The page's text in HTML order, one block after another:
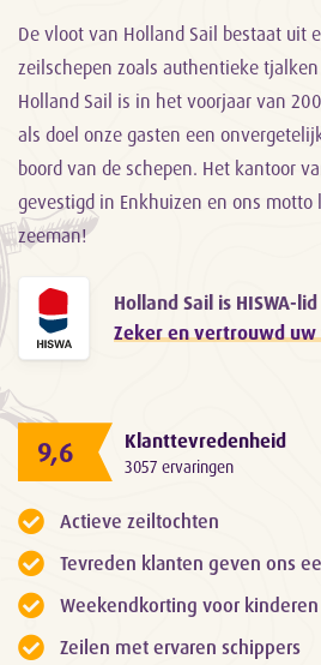
De vloot van Holland Sail bestaat uit
zeilschepen zoals authentieke
Holland Sail is in het voorjaar van
als doel onze gasten een
boord van de schepen. Het kantoor
gevestigd in Enkhuizen en ons
zeeman!
Holland Sail is HISWA-lid
Zeker en vertrouwd uw
9,6 Klanttevredenheid
3057 ervaringen
Actieve zeiltochten
Tevreden klanten geven ons
Weekendkorting voor kinderen
Zeilen met ervaren schippers